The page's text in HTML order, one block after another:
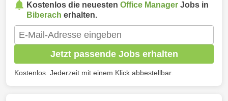
Kostenlos die neuesten Office Manager Jobs in
Biberach erhalten.
Jetzt passende Jobs erhalten
Kostenlos. Jederzeit mit einem Klick abbestellbar.